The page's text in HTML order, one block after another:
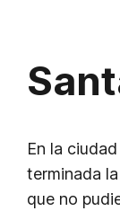
En la
terminada
que no